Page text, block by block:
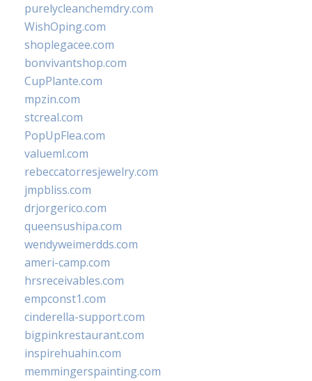
purelycleanchemdry.com
WishOping.com
shoplegacee.com
bonvivantshop.com
CupPlante.com
mpzin.com
stcreal.com
PopUpFlea.com
valueml.com
rebeccatorresjewelry.com
jmpbliss.com
drjorgerico.com
queensushipa.com
wendyweimerdds.com
ameri-camp.com
hrsreceivables.com
empconst1.com
cinderella-support.com
bigpinkrestaurant.com
inspirehuahin.com
memmingerspainting.com